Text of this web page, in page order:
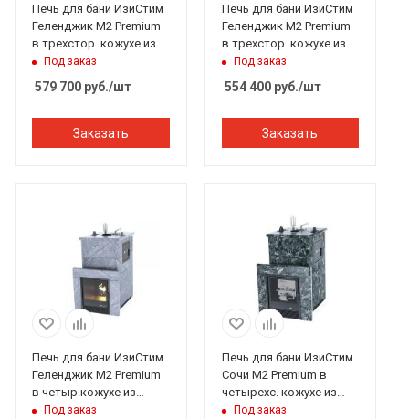
Печь для бани ИзиСтим
Геленджик М2 Premium
в трехстор. кожухе из
талькохлорита вх спр.
закр.верх 321
Под заказ
579 700 руб./шт
Заказать
Печь для бани ИзиСтим
Геленджик М2 Premium
в трехстор. кожухе из
пироксенита вх слева
закр.верх 321
Под заказ
554 400руб./шт
Заказать
Печь для бани ИзиСтим
Геленджик М2 Premium
в четыр.кожухе из
талькохлорита
Под заказ
Печь для бани ИзиСтим
Сочи М2 Premium в
четырехс. кожухе из
пирокс. закр.верх вход
Под заказ